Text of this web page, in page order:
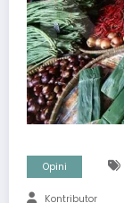
Opini
Kontributor